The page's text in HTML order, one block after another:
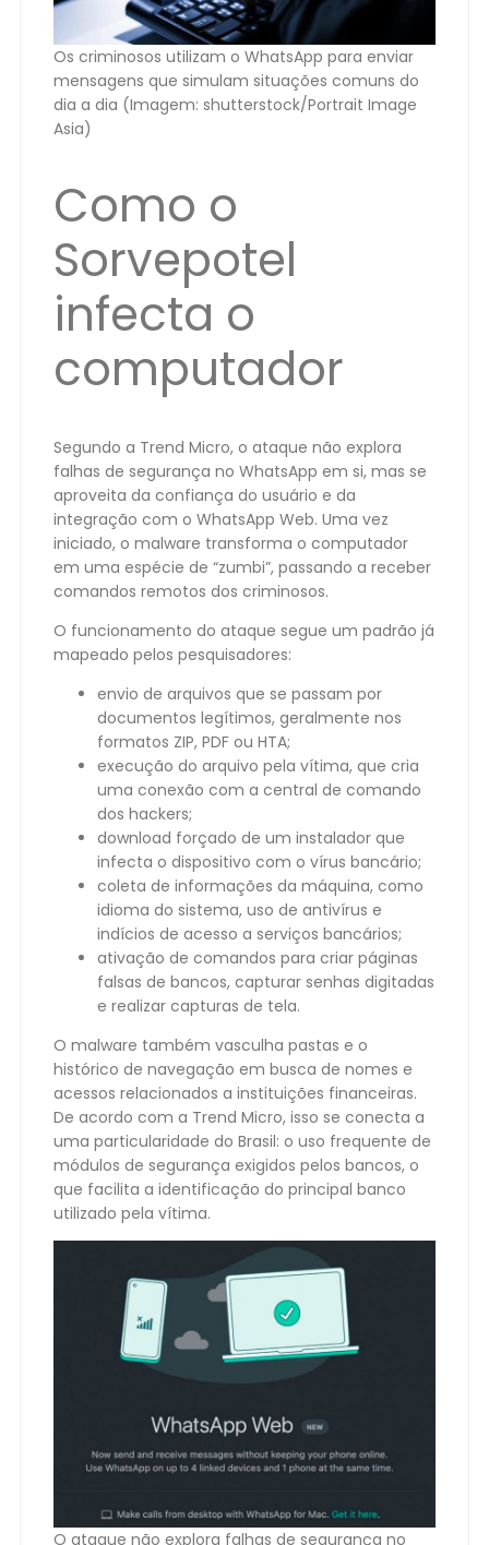
Os criminosos utilizam o WhatsApp para enviar
mensagens que simulam situações comuns do
dia a dia (Imagem: shutterstock/Portrait Image
Asia)
Como o
Sorvepotel
infecta o
computador
Segundo a Trend Micro, o ataque não explora
falhas de segurança no WhatsApp em si, mas se
aproveita da confiança do usuário e da
integração com o WhatsApp Web. Uma vez
iniciado, o malware transforma o computador
em uma espécie de “zumbi”, passando a receber
comandos remotos dos criminosos.
O funcionamento do ataque segue um padrão já
mapeado pelos pesquisadores:
envio de arquivos que se passam por
documentos legítimos, geralmente nos
formatos ZIP, PDF ou HTA;
execução do arquivo pela vítima, que cria
uma conexão com a central de comando
dos hackers;
download forçado de um instalador que
infecta o dispositivo com o vírus bancário;
coleta de informações da máquina, como
idioma do sistema, uso de antivírus e
indícios de acesso a serviços bancários;
ativação de comandos para criar páginas
falsas de bancos, capturar senhas digitadas
e realizar capturas de tela.
O malware também vasculha pastas e o
histórico de navegação em busca de nomes e
acessos relacionados a instituições financeiras.
De acordo com a Trend Micro, isso se conecta a
uma particularidade do Brasil: o uso frequente de
módulos de segurança exigidos pelos bancos, o
que facilita a identificação do principal banco
utilizado pela vítima.
O ataque não explora falhas de segurança no